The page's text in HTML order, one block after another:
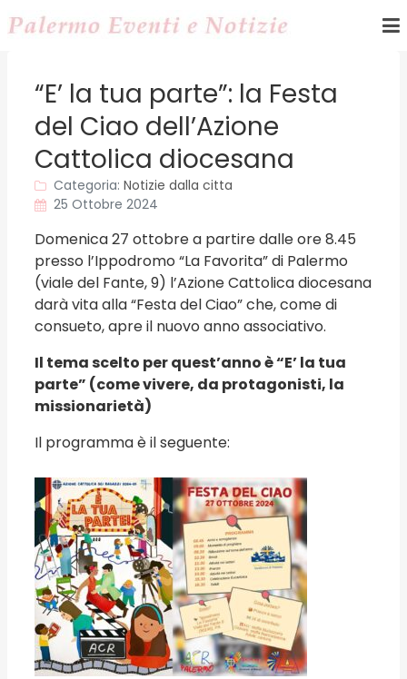
“E’ la tua parte”: la Festa
del Ciao dell’Azione
Cattolica diocesana
Categoria: Notizie dalla citta
25 Ottobre 2024
Domenica 27 ottobre a partire dalle ore 8.45
presso l’Ippodromo “La Favorita” di Palermo
(viale del Fante, 9) l’Azione Cattolica diocesana
darà vita alla “Festa del Ciao” che, come di
consueto, apre il nuovo anno associativo.
Il tema scelto per quest’anno è “E’ la tua
parte” (come vivere, da protagonisti, la
missionarietà)
Il programma è il seguente: